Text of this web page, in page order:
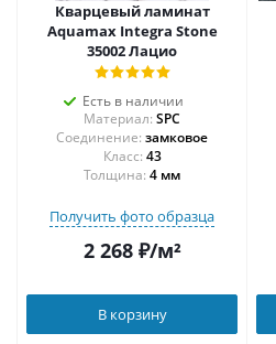
Кварцевый ламинат
Aquamax Integra Stone
35002 Лацио
Есть в наличии
Материал: SPC
Соединение: замковое
43
Толщина: 4 мм
Получить фото образца
2 268₽/м²
В корзину